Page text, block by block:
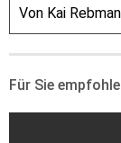
Von Kai
Für Sie